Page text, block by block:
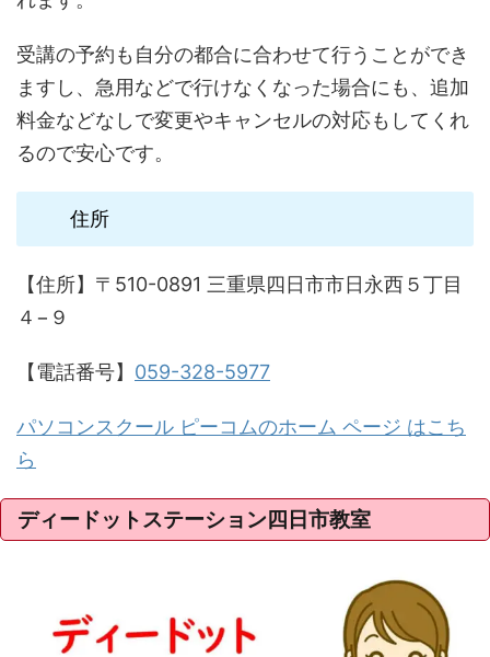
受講の予約も自分の都合に合わせて行うことができ
ますし、急用などで行けなくなった場合にも、追加
料金などなしで変更やキャンセルの対応もしてくれ
るので安心です。
住所
【住所】〒510-0891 三重県四日市市日永西５丁目
４−９
【電話番号】 059-328-5977
パソコンスクール ピーコムのホーム ページ はこち
ら
ディードットステーション四日市教室